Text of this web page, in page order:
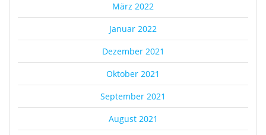
März 2022
Januar 2022
Dezember 2021
Oktober 2021
September 2021
August 2021